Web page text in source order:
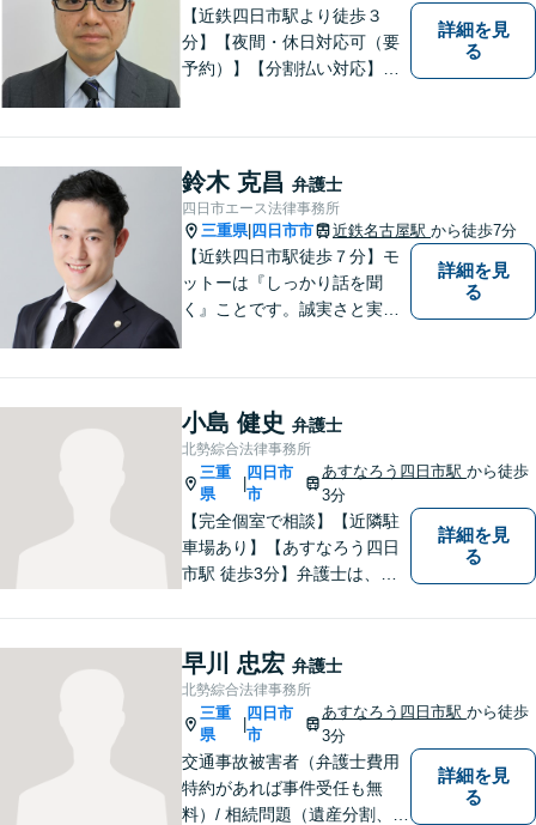
【近鉄四日市駅より徒歩３
分】【夜間・休日対応可（要
予約）】【分割払い対応】
して、一緒に解決方法を考え
る手助けをさせていただけれ
ばと思いますので、お気軽に
ご相談ください。
詳細を見
る
鈴木 克昌 弁護士
四日市エース法律事務所
三重県| 四日市市 近鉄名古屋駅 から徒歩7分
【近鉄四日市駅徒歩７分】モ
ットーは『しっかり話を聞
く』ことです。誠実さと実直
（使用者側）／交通事故／相
続問題など、幅広く対応。お
気軽にご相談ください。
詳細を見
る
小島 健史 弁護士
北勢綜合法律事務所
三重
県
四日市
市
あすなろう四日市駅 から徒歩
3分
【完全個室で相談】【近隣駐
車場あり】【あすなろう四日
市駅 徒歩3分】弁護士は、依
わからないことがあれば、何
でも聞いてください。 問題解
決に向かって一緒に頑張りま
しょう。
詳細を見
る
早川 忠宏 弁護士
北勢綜合法律事務所
三重
県
四日市
市
あすなろう四日市駅 から徒歩
3分
交通事故被害者（弁護士費用
特約があれば事件受任も無
料）/ 相続問題（遺産分割、遺
詳細を見
る